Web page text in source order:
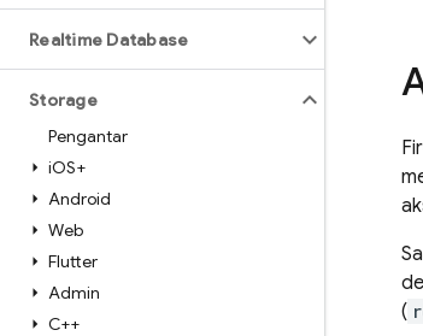
Realtime Database
Storage
Pengantar
iOS+
Android
Web
Flutter
Admin
C++
(